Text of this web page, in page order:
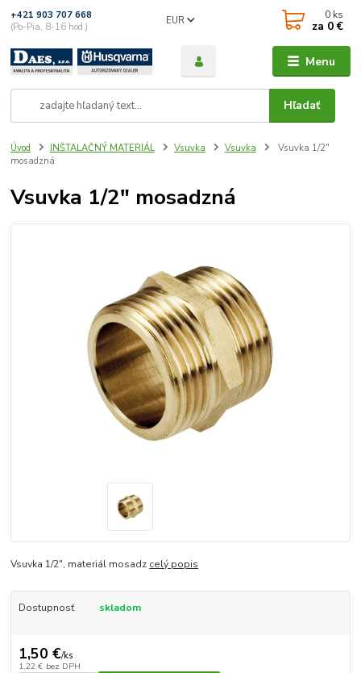
Menu
EUR
Hľadať
+421 903 707 668
(Po-Pia, 8-16 hod.)
0 ks
za 0 €
Úvod INŠTALAČNÝ MATERIÁL Vsuvka Vsuvka
Vsuvka 1/2"
mosadzná
Vsuvka 1/2" mosadzná
Vsuvka 1/2", materiál mosadz celý popis
Dostupnosť skladom
1,50 €/ks
1,22 € bez DPH